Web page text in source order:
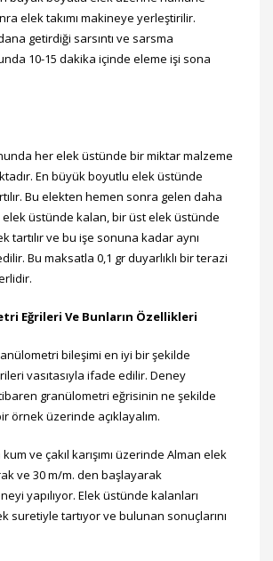
elek takımı makineye yerleştirilir.
getirdiği sarsıntı ve sarsma
10-15 dakika içinde eleme işi sona
her elek üstünde bir miktar malzeme
En büyük boyutlu elek üstünde
Bu elekten hemen sonra gelen daha
üstünde kalan, bir üst elek üstünde
tartılır ve bu işe sonuna kadar aynı
Bu maksatla 0,1 gr duyarlıklı bir terazi
Eğrileri Ve Bunların Özellikleri
bileşimi en iyi bir şekilde
vasıtasıyla ifade edilir. Deney
granülometri eğrisinin ne şekilde
örnek üzerinde açıklayalım.
kum ve çakıl karışımı üzerinde Alman elek
ve 30 m/m. den başlayarak
yapılıyor. Elek üstünde kalanları
suretiyle tartıyor ve bulunan sonuçlarını